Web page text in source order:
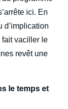
ici. En
d’implication
vaciller le
revêt une
le temps et